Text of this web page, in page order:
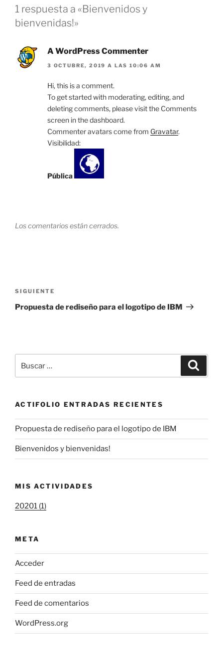
1 respuesta a «Bienvenidos y
bienvenidas!»
A WordPress Commenter
3 OCTUBRE, 2019 A LAS 10:06 AM
Hi, this is a comment.
To get started with moderating, editing, and
deleting comments, please visit the Comments
screen in the dashboard.
Commenter avatars come from Gravatar.
Visibilidad:
Pública
Los comentarios están cerrados.
de
entradas
Siguiente
entrada
SIGUIENTE
Propuesta de rediseño para el logotipo de IBM
por:
ACTIFOLIO ENTRADAS RECIENTES
Propuesta de rediseño para el logotipo de IBM
Bienvenidos y bienvenidas!
MIS ACTIVIDADES
20201 (1)
META
Acceder
Feed de entradas
Feed de comentarios
WordPress.org